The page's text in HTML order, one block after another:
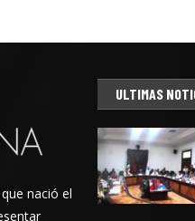
nació el
ULTIMAS